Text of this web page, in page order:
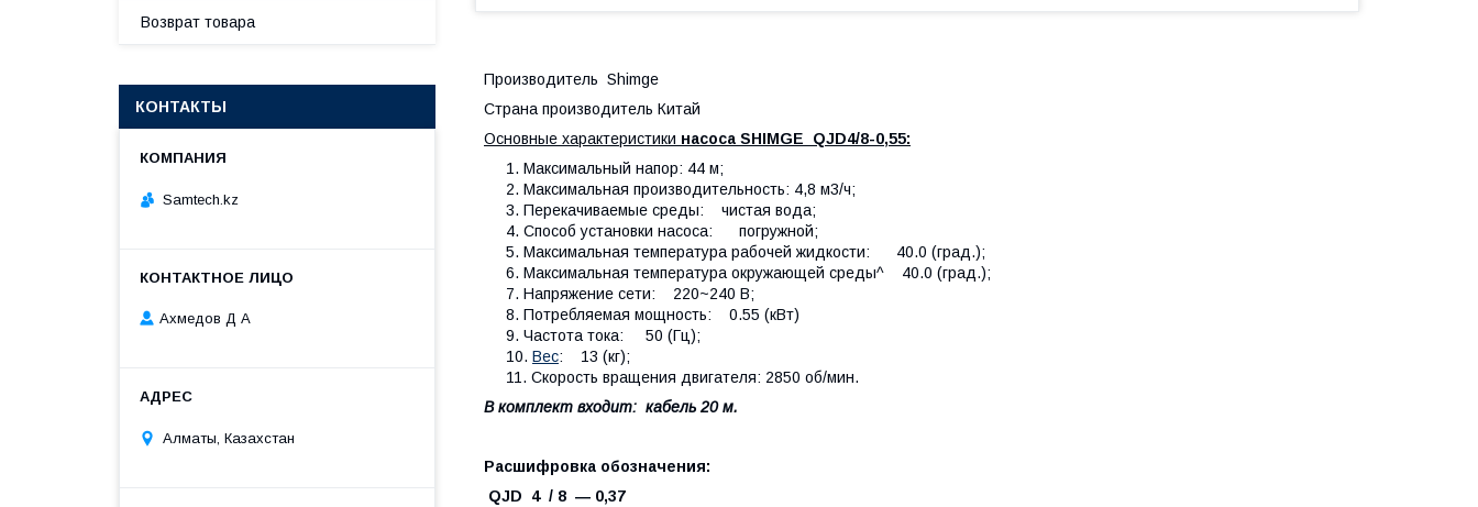
Производитель Shimge
Страна производитель Китай
Основные характеристики насоса SHIMGE QJD4/8-0,55:
Максимальный напор: 44 м;
Максимальная производительность: 4,8 м3/ч;
Перекачиваемые среды: чистая вода;
Способ установки насоса: погружной;
Максимальная температура рабочей жидкости: 40.0 (град.);
Максимальная температура окружающей среды^ 40.0 (град.);
Напряжение сети: 220~240 В;
Потребляемая мощность: 0.55 (кВт)
Частота тока: 50 (Гц);
Вес: 13 (кг);
Скорость вращения двигателя: 2850 об/мин.
В комплект входит: кабель 20 м.
Расшифровка обозначения:
QJD 4 / 8 ― 0,37
Возврат товара
КОНТАКТЫ
Samtech.kz
Ахмедов Д А
Алматы, Казахстан